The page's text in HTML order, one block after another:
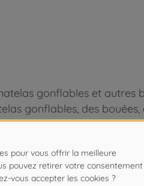
gonflables et autres
gonflables, des
où se trouvent les
a gagné !
d’excellents